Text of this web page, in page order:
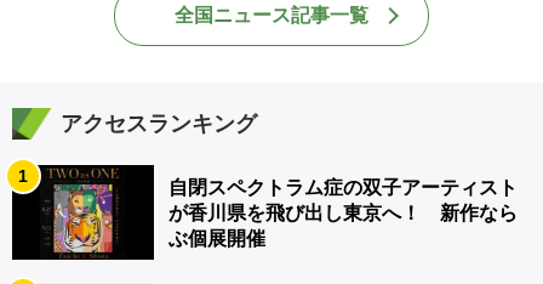
全国ニュース記事一覧
アクセスランキング
1
自閉スペクトラム症の双子アーティスト
が香川県を飛び出し東京へ！ 新作なら
ぶ個展開催